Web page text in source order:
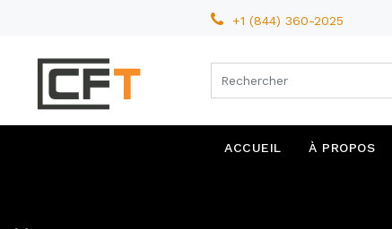
+1 (844) 360-2025
ACCUEIL À PROPOS